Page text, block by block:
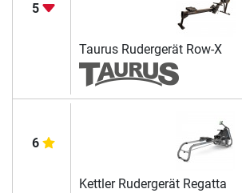
5
Taurus Rudergerät Row-X
6
Kettler Rudergerät Regatta